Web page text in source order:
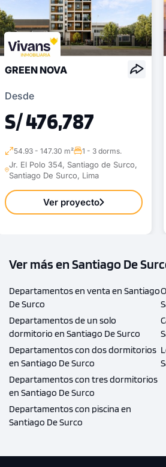
GREEN NOVA
Desde
S/ 476,787
54.93 - 147.30 m² 1 - 3 dorms.
Jr. El Polo 354, Santiago de Surco,
Santiago De Surco, Lima
Ver proyecto
Ver más en Santiago De
Departamentos en venta en Santiago
De Surco
Departamentos de un solo
dormitorio en Santiago De Surco
Departamentos con dos dormitorios
en Santiago De Surco
Departamentos con tres dormitorios
en Santiago De Surco
Departamentos con piscina en
Santiago De Surco